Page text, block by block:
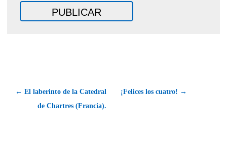
← El laberinto de la Catedral
de Chartres (Francia).
¡Felices los cuatro! →